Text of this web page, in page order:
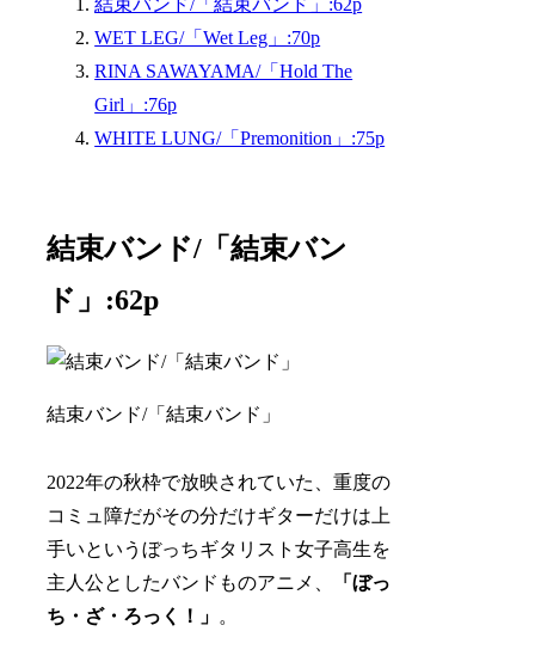
WET LEG/「Wet Leg」:70p
RINA SAWAYAMA/「Hold The
Girl」:76p
WHITE LUNG/「Premonition」:75p
結束バンド/「結束バン
ド」:62p
結束バンド/「結束バンド」
2022年の秋枠で放映されていた、重度の
コミュ障だがその分だけギターだけは上
手いというぼっちギタリスト女子高生を
主人公としたバンドものアニメ、
「ぼっ
ち・ざ・ろっく！」 。